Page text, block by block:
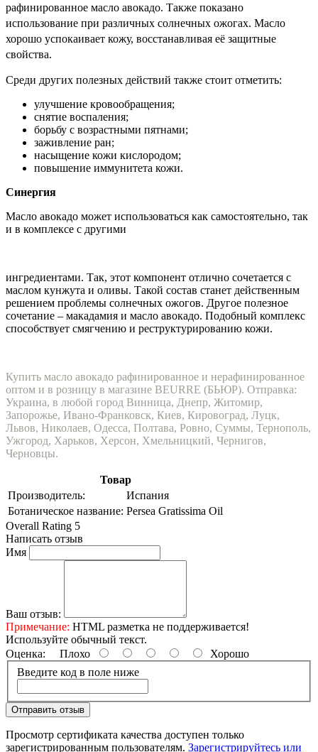
рафинированное масло авокадо. Также показано
использование при различных солнечных ожогах. Масло
хорошо успокаивает кожу, восстанавливая её защитные
свойства.
Среди других полезных действий также стоит отметить:
улучшение кровообращения;
снятие воспаления;
борьбу с возрастными пятнами;
заживление ран;
насыщение кожи кислородом;
повышение иммунитета кожи.
Синергия
Масло авокадо может использоваться как самостоятельно, так
и в комплексе с другими
ингредиентами. Так, этот компонент отлично сочетается с
маслом кунжута и оливы. Такой состав станет действенным
решением проблемы солнечных ожогов. Другое полезное
сочетание – макадамия и масло авокадо. Подобный комплекс
способствует смягчению и реструктурированию кожи.
Купить масло авокадо рафинированное и нерафинированное
оптом и в розницу в магазине BEURRE (БЬЮР). Отправка:
Украина, в любой город Винница, Днепр, Житомир,
Запорожье, Ивано-Франковск, Киев, Кировоград, Луцк,
Львов, Николаев, Одесса, Полтава, Ровно, Суммы, Тернополь,
Ужгород, Харьков, Херсон, Хмельницкий, Чернигов,
Черновцы.
Товар
Производитель:
Испания
Ботаническое название: Persea Gratissima Oil
Overall Rating 5
Написать отзыв
Имя
Ваш отзыв:
Примечание: HTML разметка не поддерживается!
Используйте обычный текст.
Оценка: Плохо
Хорошо
Введите код в поле ниже
Отправить отзыв
Просмотр сертификата качества доступен только
зарегистрированным пользователям. Зарегистрируйтесь или